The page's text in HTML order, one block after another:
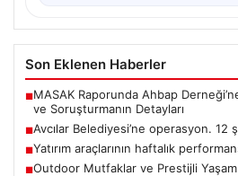
Son Eklenen Haberler
■MASAK Raporunda Ahbap
ve Soruşturmanın Detayları
■Avcılar Belediyesi’ne operasyon. 12
■Yatırım araçlarının haftalık
■Outdoor Mutfaklar ve Prestijli Yaşam